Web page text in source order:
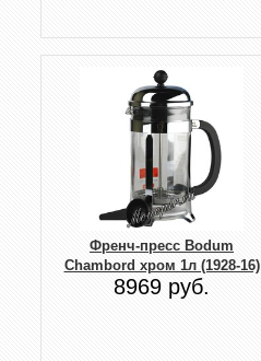
Френч-пресс Bodum
Chambord хром 1л (1928-16)
8969 руб.